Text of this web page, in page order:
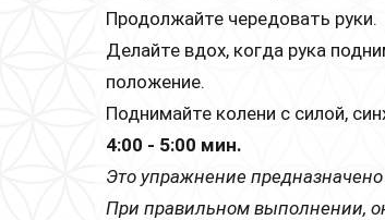
Продолжайте чередовать руки.
Делайте вдох, когда рука
положение.
Поднимайте колени с силой,
4:00 - 5:00 мин.
Это упражнение предназначено
При правильном выполнении,